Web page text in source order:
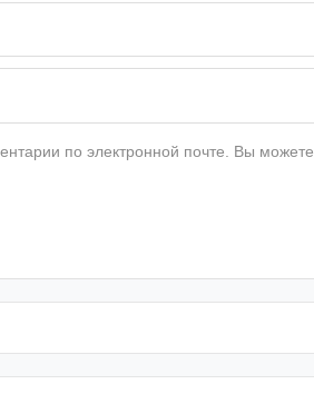
по электронной почте. Вы можете